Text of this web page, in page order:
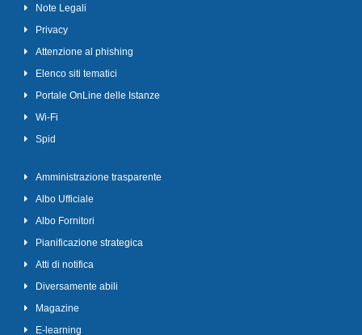
Note Legali
Privacy
Attenzione al phishing
Elenco siti tematici
Portale OnLine delle Istanze
Wi-Fi
Spid
Amministrazione trasparente
Albo Ufficiale
Albo Fornitori
Pianificazione strategica
Atti di notifica
Diversamente abili
Magazine
E-learning